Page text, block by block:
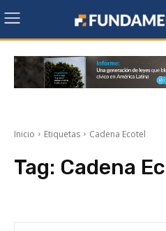
Inicio Etiquetas Cadena Ecotel
Tag: Cadena